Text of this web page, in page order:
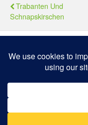
Trabanten Und
Schnapskirschen
Mobil